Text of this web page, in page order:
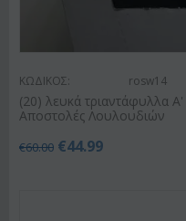
ΚΩΔΙΚΟΣ: rosw14
(20) λευκά τριαντάφυλλα
Αποστολές Λουλουδιών
€60.00 €44.99